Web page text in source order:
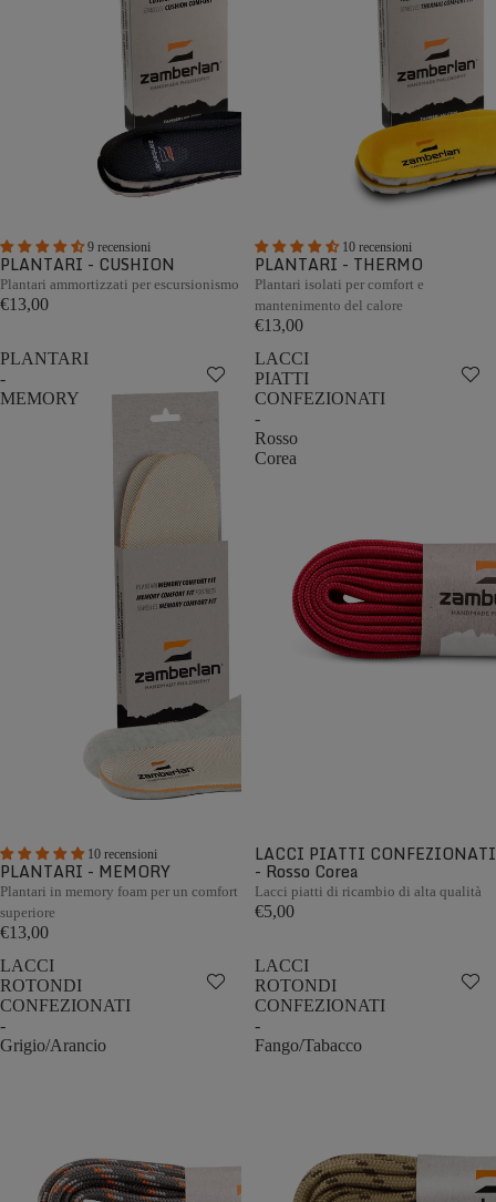
9 recensioni
PLANTARI - CUSHION
Plantari ammortizzati per escursionismo
€13,00
10 recensioni
PLANTARI - THERMO
Plantari isolati per comfort e
mantenimento del calore
€13,00
PLANTARI
-
MEMORY
10 recensioni
PLANTARI - MEMORY
Plantari in memory foam per un comfort
superiore
€13,00
LACCI
PIATTI
CONFEZIONATI
-
Rosso
Corea
LACCI PIATTI CONFEZIONATI
- Rosso Corea
Lacci piatti di ricambio di alta qualità
€5,00
LACCI
ROTONDI
CONFEZIONATI
-
Grigio/Arancio
LACCI
ROTONDI
CONFEZIONATI
-
Fango/Tabacco